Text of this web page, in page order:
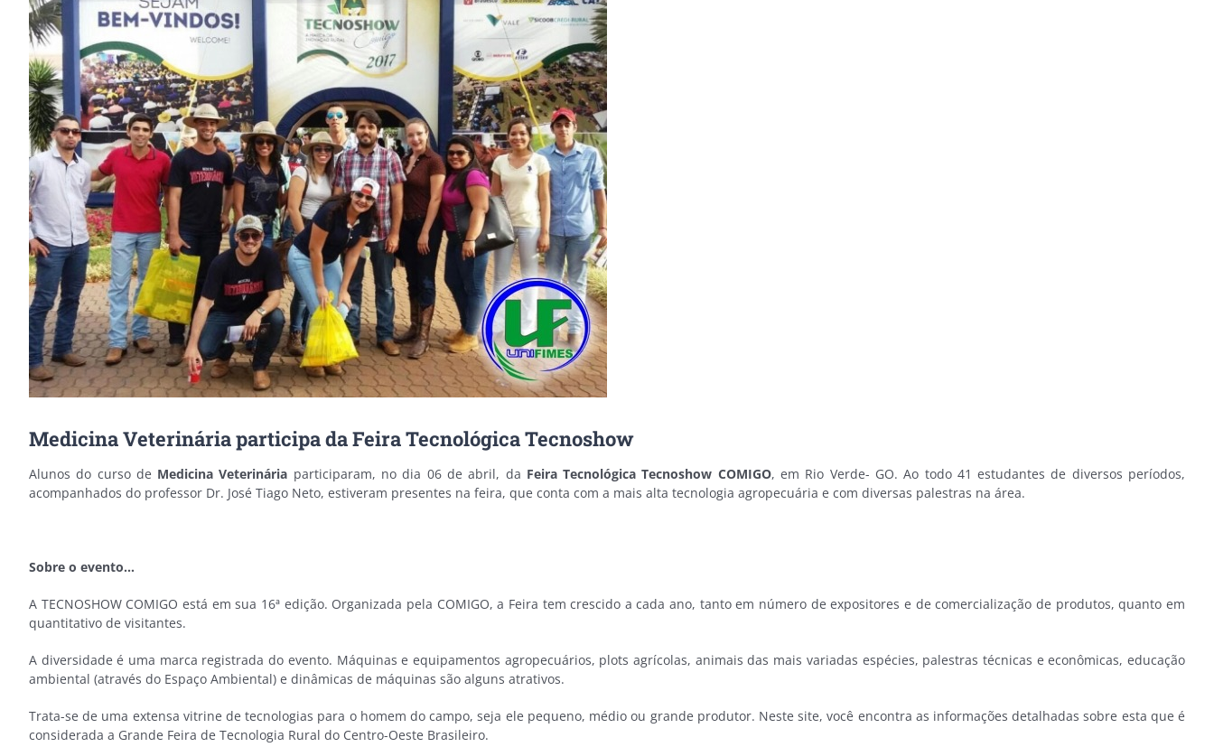
Image
Medicina Veterinária participa da Feira Tecnológica Tecnoshow
Alunos do curso de Medicina Veterinária participaram, no dia 06 de abril, da Feira Tecnológica Tecnoshow COMIGO, em Rio Verde- GO. Ao todo 41 estudantes de diversos períodos,
acompanhados do professor Dr. José Tiago Neto, estiveram presentes na feira, que conta com a mais alta tecnologia agropecuária e com diversas palestras na área.
Sobre o evento…
A TECNOSHOW COMIGO está em sua 16ª edição. Organizada pela COMIGO, a Feira tem crescido a cada ano, tanto em número de expositores e de comercialização de produtos, quanto em
quantitativo de visitantes.
A diversidade é uma marca registrada do evento. Máquinas e equipamentos agropecuários, plots agrícolas, animais das mais variadas espécies, palestras técnicas e econômicas, educação
ambiental (através do Espaço Ambiental) e dinâmicas de máquinas são alguns atrativos.
Trata-se de uma extensa vitrine de tecnologias para o homem do campo, seja ele pequeno, médio ou grande produtor. Neste site, você encontra as informações detalhadas sobre esta que é
considerada a Grande Feira de Tecnologia Rural do Centro-Oeste Brasileiro.